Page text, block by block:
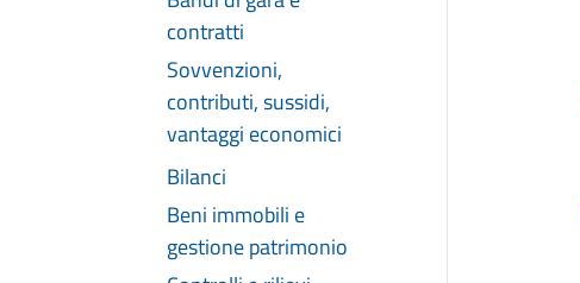
contratti
Sovvenzioni,
contributi, sussidi,
vantaggi economici
Bilanci
Beni immobili e
gestione patrimonio